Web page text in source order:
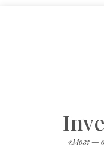
«Мозг —